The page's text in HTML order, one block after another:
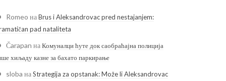
Romeo наBrus i Aleksandrovac pred nestajanjem:
pad nataliteta
Čarapan наКомуналци ћуте док саобраћајна полиција
хиљаду казне за бахато паркирање
sloba наStrategija za opstanak: Može li Aleksandrovac